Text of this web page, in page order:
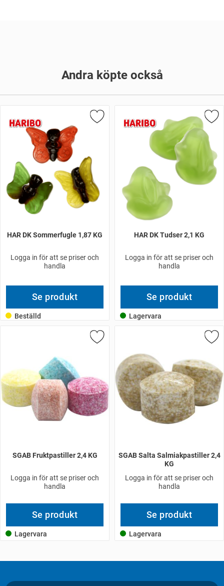
Andra köpte också
HAR DK Sommerfugle 1,87 KG
Logga in för att se priser och
handla
Se produkt
Beställd
HAR DK Tudser 2,1 KG
Logga in för att se priser och
handla
Se produkt
Lagervara
SGAB Fruktpastiller 2,4 KG
Logga in för att se priser och
handla
Se produkt
Lagervara
SGAB Salta Salmiakpastiller 2,4
KG
Logga in för att se priser och
handla
Se produkt
Lagervara